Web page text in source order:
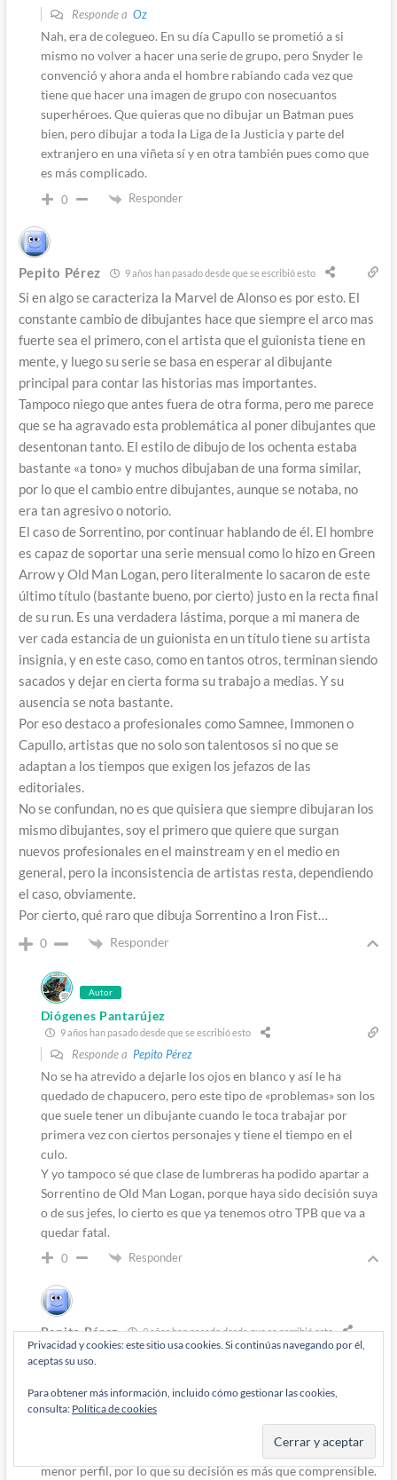
Responde a Oz
Nah, era de colegueo. En su día Capullo se prometió a si
mismo no volver a hacer una serie de grupo, pero Snyder le
convenció y ahora anda el hombre rabiando cada vez que
tiene que hacer una imagen de grupo con nosecuantos
superhéroes. Que quieras que no dibujar un Batman pues
bien, pero dibujar a toda la Liga de la Justicia y parte del
extranjero en una viñeta sí y en otra también pues como que
es más complicado.
0 Responder
Pepito Pérez 9 años han pasado desde que se escribió esto
Si en algo se caracteriza la Marvel de Alonso es por esto. El
constante cambio de dibujantes hace que siempre el arco mas
fuerte sea el primero, con el artista que el guionista tiene en
mente, y luego su serie se basa en esperar al dibujante
principal para contar las historias mas importantes.
Tampoco niego que antes fuera de otra forma, pero me parece
que se ha agravado esta problemática al poner dibujantes que
desentonan tanto. El estilo de dibujo de los ochenta estaba
bastante «a tono» y muchos dibujaban de una forma similar,
por lo que el cambio entre dibujantes, aunque se notaba, no
era tan agresivo o notorio.
El caso de Sorrentino, por continuar hablando de él. El hombre
es capaz de soportar una serie mensual como lo hizo en Green
Arrow y Old Man Logan, pero literalmente lo sacaron de este
último título (bastante bueno, por cierto) justo en la recta final
de su run. Es una verdadera lástima, porque a mi manera de
ver cada estancia de un guionista en un título tiene su artista
insignia, y en este caso, como en tantos otros, terminan siendo
sacados y dejar en cierta forma su trabajo a medias. Y su
ausencia se nota bastante.
Por eso destaco a profesionales como Samnee, Immonen o
Capullo, artistas que no solo son talentosos si no que se
adaptan a los tiempos que exigen los jefazos de las
editoriales.
No se confundan, no es que quisiera que siempre dibujaran los
mismo dibujantes, soy el primero que quiere que surgan
nuevos profesionales en el mainstream y en el medio en
general, pero la inconsistencia de artistas resta, dependiendo
el caso, obviamente.
Por cierto, qué raro que dibuja Sorrentino a Iron Fist…
0 Responder
Autor
Diógenes Pantarújez
9 años han pasado desde que se escribió esto
Responde a Pepito Pérez
No se ha atrevido a dejarle los ojos en blanco y así le ha
quedado de chapucero, pero este tipo de «problemas» son los
que suele tener un dibujante cuando le toca trabajar por
primera vez con ciertos personajes y tiene el tiempo en el
culo.
Y yo tampoco sé que clase de lumbreras ha podido apartar a
Sorrentino de Old Man Logan, porque haya sido decisión suya
o de sus jefes, lo cierto es que ya tenemos otro TPB que va a
quedar fatal.
0 Responder
Pepito Pérez 9 años han pasado desde que se escribió esto
Asumo que le pidieron que dibuje Secret Empire y el hombre
aceptó, por lo que tuvo que retirarse de Old Man Logan.
de alto impacto y OMLogan sigue siendo una serie regular de
menor perfil, por lo que su decisión es más que comprensible.
Privacidad y cookies: este sitio usa cookies. Si continúas navegando por él,
aceptas su uso.
Para obtener más información, incluido cómo gestionar las cookies,
consulta: Política de cookies